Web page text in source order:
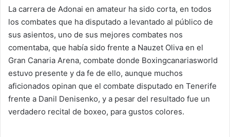
La carrera de Adonai en amateur ha sido corta, en todos
los combates que ha disputado a levantado al público de
sus asientos, uno de sus mejores combates nos
comentaba, que había sido frente a Nauzet Oliva en el
Gran Canaria Arena, combate donde Boxingcanariasworld
estuvo presente y da fe de ello, aunque muchos
aficionados opinan que el combate disputado en Tenerife
frente a Danil Denisenko, y a pesar del resultado fue un
verdadero recital de boxeo, para gustos colores.